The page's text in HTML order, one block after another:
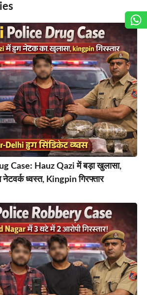
Case: Hauz Qazi में बड़ा खुलासा,
ध्वस्त, Kingpin गिरफ्तार